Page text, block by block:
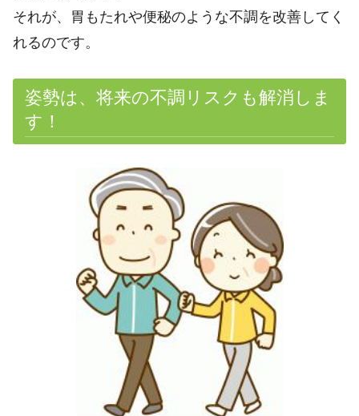
それが、胃もたれや便秘のような不調を改善してく
れるのです。
姿勢は、将来の不調リスクも解消しま
す！